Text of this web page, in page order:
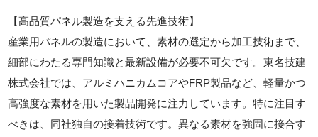
【高品質パネル製造を支える先進技術】
産業用パネルの製造において、素材の選定から加工技術まで、
細部にわたる専門知識と最新設備が必要不可欠です。東名技建
株式会社では、アルミハニカムコアやFRP製品など、軽量かつ
高強度な素材を用いた製品開発に注力しています。特に注目す
べきは、同社独自の接着技術です。異なる素材を強固に接合す